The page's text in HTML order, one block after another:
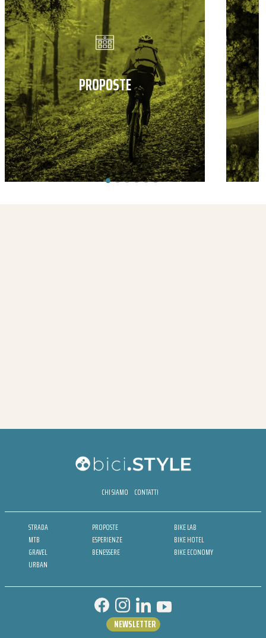
PROPOSTE
CHI SIAMO CONTATTI
STRADA
MTB
GRAVEL
URBAN
PROPOSTE
ESPERIENZE
BENESSERE
BIKE LAB
BIKE HOTEL
BIKE ECONOMY
NEWSLETTER